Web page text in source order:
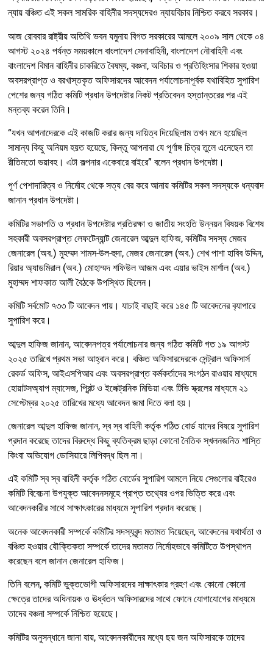
ন্যায় বঞ্চিত এই সকল সামরিক বাহিনীর সদস্যদেরও ন্যায়বিচার নিশ্চিত করবে সরকার।
আজ রোববার রাষ্ট্রীয় অতিথি ভবন যমুনায় বিগত সরকারের আমলে ২০০৯ সাল থেকে ০৪
আগস্ট ২০২৪ পর্যন্ত সময়কালে বাংলাদেশ সেনাবাহিনী, বাংলাদেশ নৌবাহিনী এবং
বাংলাদেশ বিমান বাহিনীর চাকরিতে বৈষম্য, বঞ্চনা, অবিচার ও প্রতিহিংসার শিকার হওয়া
অবসরপ্রাপ্ত ও বরখাস্তকৃত অফিসারদের আবেদন পর্যালোচনাপূর্বক যথাবিহিত সুপারিশ
পেশের জন্য গঠিত কমিটি প্রধান উপদেষ্টার নিকট প্রতিবেদন হস্তান্তরের পর এই
মন্তব্য করেন তিনি।
“যখন আপনাদেরকে এই কাজটি করার জন্য দায়িত্ব দিয়েছিলাম তখন মনে হয়েছিল
সামান্য কিছু অনিয়ম হয়ত হয়েছে, কিন্তু আপনারা যে পূর্ণাঙ্গ চিত্র তুলে এনেছেন তা
রীতিমতো ভয়াবহ। এটা কল্পনার একেবারে বাইরে” বলেন প্রধান উপদেষ্টা।
পূর্ণ পেশাদারিত্ব ও নির্মোহ থেকে সত্য বের করে আনায় কমিটির সকল সদস্যকে ধন্যবাদ
জানান প্রধান উপদেষ্টা।
কমিটির সভাপতি ও প্রধান উপদেষ্টার প্রতিরক্ষা ও জাতীয় সংহতি উন্নয়ন বিষয়ক বিশেষ
সহকারী অবসরপ্রাপ্ত লেফটেন্যান্ট জেনারেল আব্দুল হাফিজ, কমিটির সদস্য মেজর
জেনারেল (অব.) মুহম্মদ শামস-উল-হুদা, মেজর জেনারেল (অব.) শেখ পাশা হাবিব উদ্দিন,
রিয়ার অ্যাডমিরাল (অব.) মোহাম্মদ শফিউল আজম এবং এয়ার ভাইস মার্শাল (অব.)
মুহাম্মদ শাফকাত আলী বৈঠকে উপস্থিত ছিলেন।
কমিটি সর্বমোট ৭৩৩ টি আবেদন পায়। যাচাই বাছাই করে ১৪৫ টি আবেদনের ব‍্যাপারে
সুপারিশ করে।
আব্দুল হাফিজ জানান, আবেদনপত্র পর্যালোচনার জন্য গঠিত কমিটি গত ১৯ আগস্ট
২০২৫ তারিখে প্রথম সভা আহ্বান করে। বঞ্চিত অফিসারদেরকে সেন্ট্রাল অফিসার্স
রেকর্ড অফিস, আইএসপিআর এবং অবসরপ্রাপ্ত কর্মকর্তাদের সংগঠন রাওয়ার মাধ্যমে
হোয়াটসঅ্যাপ ম্যাসেজ, প্রিন্ট ও ইলেক্ট্রনিক মিডিয়া এবং টিভি স্ক্রলের মাধ্যমে ২১
সেপ্টেম্বর ২০২৫ তারিখের মধ্যে আবেদন জমা দিতে বলা হয়।
জেনারেল আব্দুল হাফিজ জানান, স্ব স্ব বাহিনী কর্তৃক গঠিত বোর্ড যাদের বিষয়ে সুপারিশ
প্রদান করেছে তাদের বিরুদ্ধে কিছু ব্যতিক্রম ছাড়া কোনো নৈতিক স্খলনজনিত শাস্তি
কিংবা অভিযোগ ডোসিয়ারে লিপিবদ্ধ ছিল না।
এই কমিটি স্ব স্ব বাহিনী কর্তৃক গঠিত বোর্ডের সুপারিশ আমলে নিয়ে সেগুলোর বাইরেও
কমিটি বিবেচনা উপযুক্ত আবেদনসমূহে প্রাপ্ত তথ্যের ওপর ভিত্তি করে এবং
আবেদনকারীর সাথে সাক্ষাৎকারের মাধ্যমে সুপারিশ প্রদান করেছে।
অনেক আবেদনকারী সম্পর্কে কমিটির সদস্যবৃন্দ মতামত দিয়েছেন, আবেদনের যথার্থতা ও
বঞ্চিত হওয়ার যৌক্তিকতা সম্পর্কে তাদের মতামত নির্মোহভাবে কমিটিতে উপস্থাপন
করেছেন বলে জানান জেনারেল হাফিজ।
তিনি বলেন, কমিটি ভুক্তভোগী অফিসারদের সাক্ষাৎকার গ্রহণ এবং কোনো কোনো
ক্ষেত্রে তাদের অধিনায়ক ও ঊর্ধ্বতন অফিসারদের সাথে ফোনে যোগাযোগের মাধ্যমে
তাদের বঞ্চনা সম্পর্কে নিশ্চিত হয়েছে।
কমিটির অনুসন্ধানে জানা যায়, আবেদনকারীদের মধ্যে ছয় জন অফিসারকে তাদের